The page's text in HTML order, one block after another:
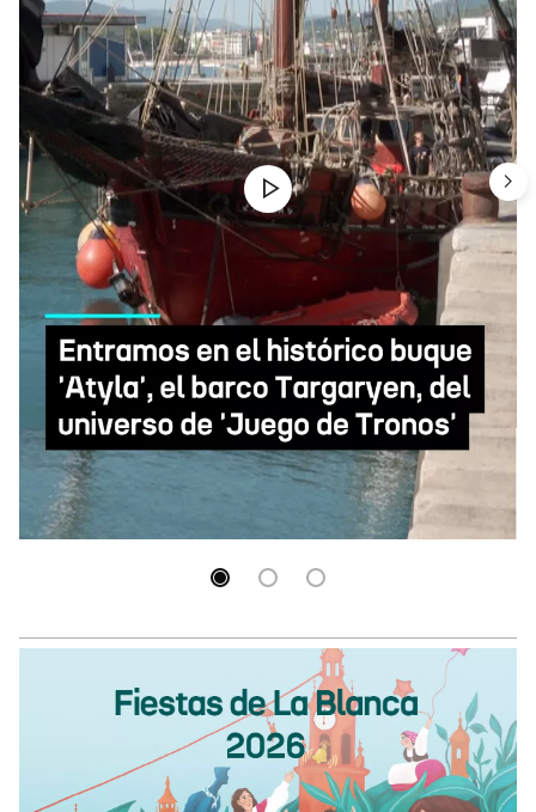
Entramos en el histórico buque 'Atyla', el barco
Targaryen, del universo de 'Juego de Tronos'